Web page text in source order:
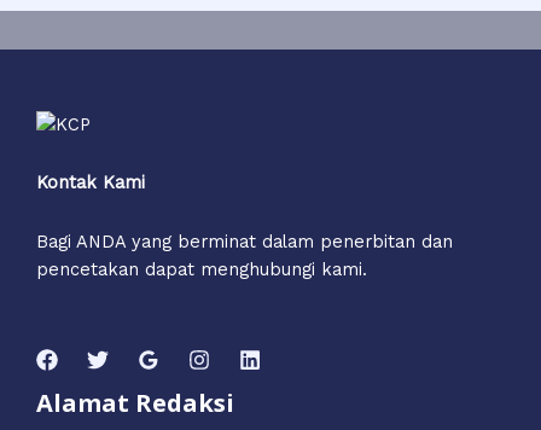
Kontak Kami
Bagi ANDA yang berminat dalam penerbitan dan
pencetakan dapat menghubungi kami.
Alamat Redaksi